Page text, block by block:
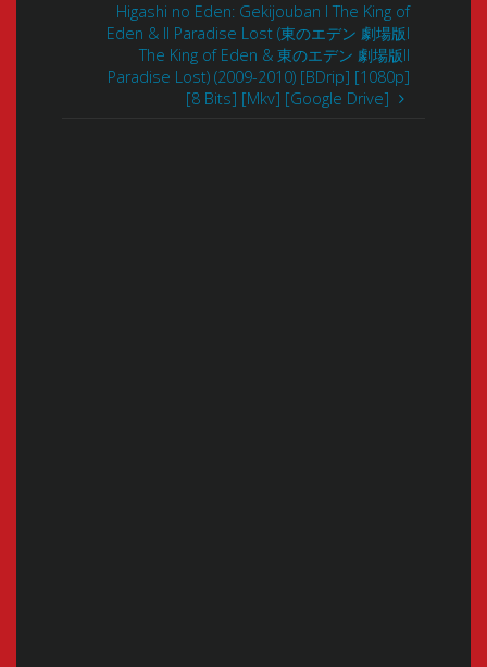
Higashi no Eden: Gekijouban I The King of
Eden & II Paradise Lost (東のエデン 劇場版I
The King of Eden & 東のエデン 劇場版II
Paradise Lost) (2009-2010) [BDrip] [1080p]
[8 Bits] [Mkv] [Google Drive]